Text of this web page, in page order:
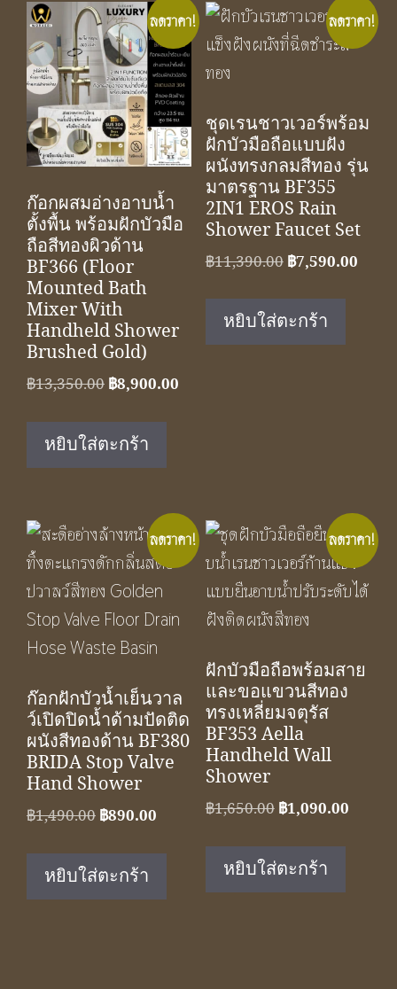
ลดราคา!
ก๊อกผสมอ่างอาบน้ำ
ตั้งพื้น พร้อมฝักบัวมือ
ถือสีทองผิวด้าน
BF366 (Floor
Mounted Bath
Mixer With
Handheld Shower
Brushed Gold)
฿13,350.00 Original
was:
฿13,350.00.
฿8,900.00
หยิบใส่ตะกร้า
ลดราคา!
ชุดเรนชาวเวอร์พร้อม
ฝักบัวมือถือแบบฝัง
ผนังทรงกลมสีทอง รุ่น
มาตรฐาน BF355
2IN1 EROS Rain
Shower Faucet Set
฿11,390.00 Original
was:
฿11,390.00.
฿7,590.00
หยิบใส่ตะกร้า
ลดราคา!
ก๊อกฝักบัวน้ำเย็นวาล
ว์เปิดปิดน้ำด้ามปัดติด
ผนังสีทองด้าน BF380
BRIDA Stop Valve
Hand Shower
฿1,490.00 Original
฿1,490.00.
฿890.00 Current
฿890.00.
หยิบใส่ตะกร้า
ลดราคา!
ฝักบัวมือถือพร้อมสาย
และขอแขวนสีทอง
ทรงเหลี่ยมจตุรัส
BF353 Aella
Handheld Wall
Shower
฿1,650.00 Original
฿1,650.00.
฿1,090.00
หยิบใส่ตะกร้า